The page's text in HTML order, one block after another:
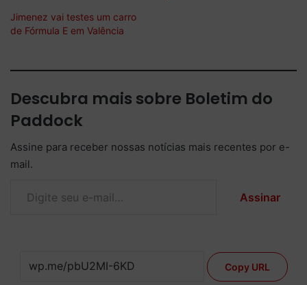
Jimenez vai testes um carro
de Fórmula E em Valência
Descubra mais sobre Boletim do
Paddock
Assine para receber nossas notícias mais recentes por e-
mail.
Assinar
Copy URL